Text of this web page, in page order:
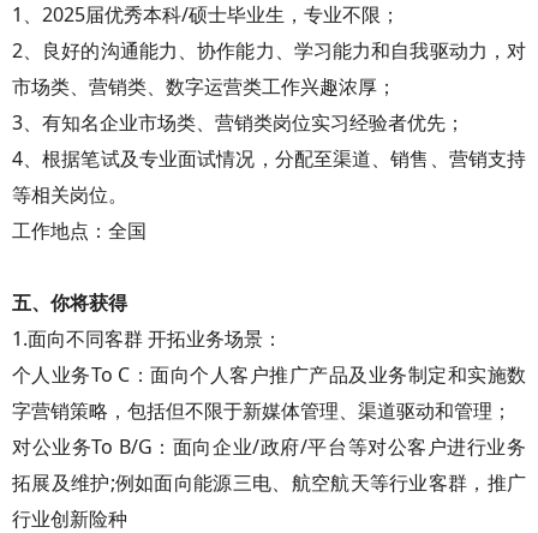
1、2025届优秀本科/硕士毕业生，专业不限；
2、良好的沟通能力、协作能力、学习能力和自我驱动力，对
市场类、营销类、数字运营类工作兴趣浓厚；
3、有知名企业市场类、营销类岗位实习经验者优先；
4、根据笔试及专业面试情况，分配至渠道、销售、营销支持
等相关岗位。
工作地点：全国
五、你将获得
1.面向不同客群 开拓业务场景：
个人业务To C：面向个人客户推广产品及业务制定和实施数
字营销策略，包括但不限于新媒体管理、渠道驱动和管理；
对公业务To B/G：面向企业/政府/平台等对公客户进行业务
拓展及维护;例如面向能源三电、航空航天等行业客群，推广
行业创新险种